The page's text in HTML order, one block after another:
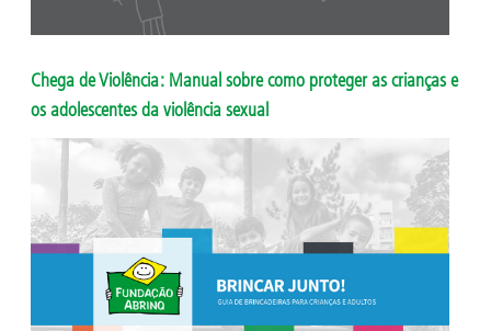
Chega de Violência: Manual sobre como proteger as crianças e
os adolescentes da violência sexual